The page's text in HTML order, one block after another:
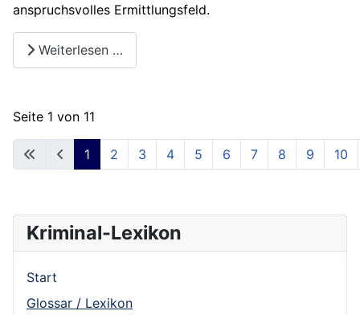
anspruchsvolles Ermittlungsfeld.
Weiterlesen …
Seite 1 von 11
1 2 3 4 5 6 7 8 9 10
Kriminal-Lexikon
Start
Glossar / Lexikon